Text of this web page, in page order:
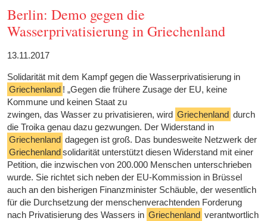
Berlin: Demo gegen die
Wasserprivatisierung in Griechenland
13.11.2017
Solidarität mit dem Kampf gegen die Wasserprivatisierung in
Griechenland ! „Gegen die frühere Zusage der EU, keine
Kommune und keinen Staat zu
zwingen, das Wasser zu privatisieren, wird Griechenland durch
die Troika genau dazu gezwungen. Der Widerstand in
Griechenland dagegen ist groß. Das bundesweite Netzwerk der
Griechenlandsolidarität unterstützt diesen Widerstand mit einer
Petition, die inzwischen von 200.000 Menschen unterschrieben
wurde. Sie richtet sich neben der EU-Kommission in Brüssel
auch an den bisherigen Finanzminister Schäuble, der wesentlich
für die Durchsetzung der menschenverachtenden Forderung
nach Privatisierung des Wassers in Griechenland verantwortlich